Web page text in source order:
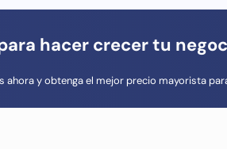
hacer crecer tu
ahora y obtenga el mejor precio mayorista